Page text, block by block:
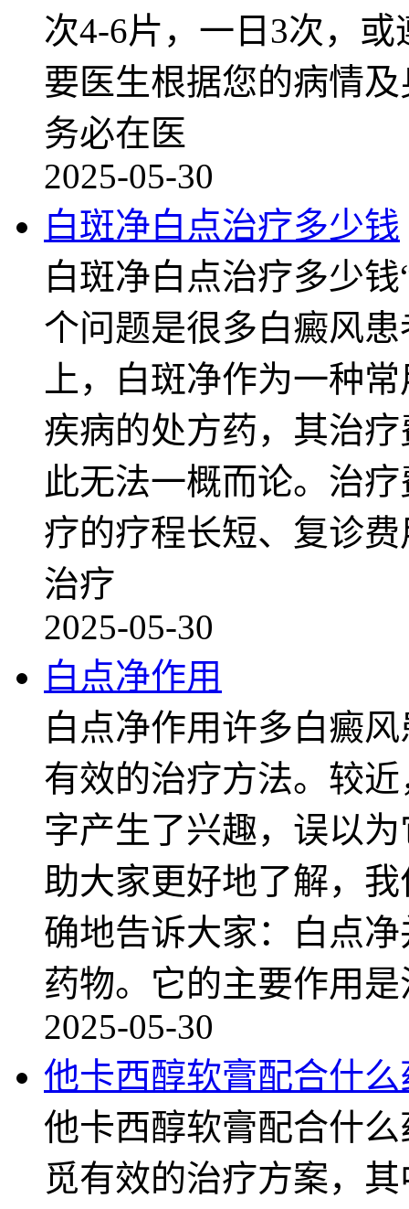
次4-6片，一日3次，
要医生根据您的病情
务必在医
2025-05-30
白斑净白点治疗多少钱
白斑净白点治疗多少
个问题是很多白癜风
上，白斑净作为一种
疾病的处方药，其治
此无法一概而论。治
疗的疗程长短、复诊
治疗
2025-05-30
白点净作用
白点净作用许多白癜
有效的治疗方法。较
字产生了兴趣，误以
助大家更好地了解，
确地告诉大家：白点
药物。它的主要作用
2025-05-30
他卡西醇软膏配合什么
他卡西醇软膏配合什
觅有效的治疗方案，